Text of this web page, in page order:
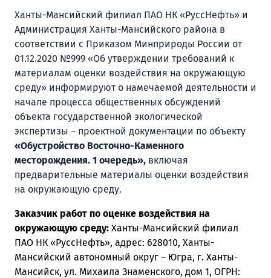
Ханты-Мансийский филиал ПАО НК «РуссНефть» и
Администрация Ханты-Мансийского района в
соответствии с Приказом Минприроды России от
01.12.2020 №999 «Об утверждении требований к
материалам оценки воздействия на окружающую
среду» информируют о намечаемой деятельности и
начале процесса общественных обсуждений
объекта государственной экологической
экспертизы – проектной документации по объекту
«Обустройство Восточно-Каменного
месторождения. 1 очередь», включая
предварительные материалы оценки воздействия
на окружающую среду.
Заказчик работ по оценке воздействия на
окружающую среду: Ханты-Мансийский филиал
ПАО НК «РуссНефть», адрес: 628010, Ханты-
Мансийский автономный округ – Югра, г. Ханты-
Мансийск, ул. Михаила Знаменского, дом 1, ОГРН: